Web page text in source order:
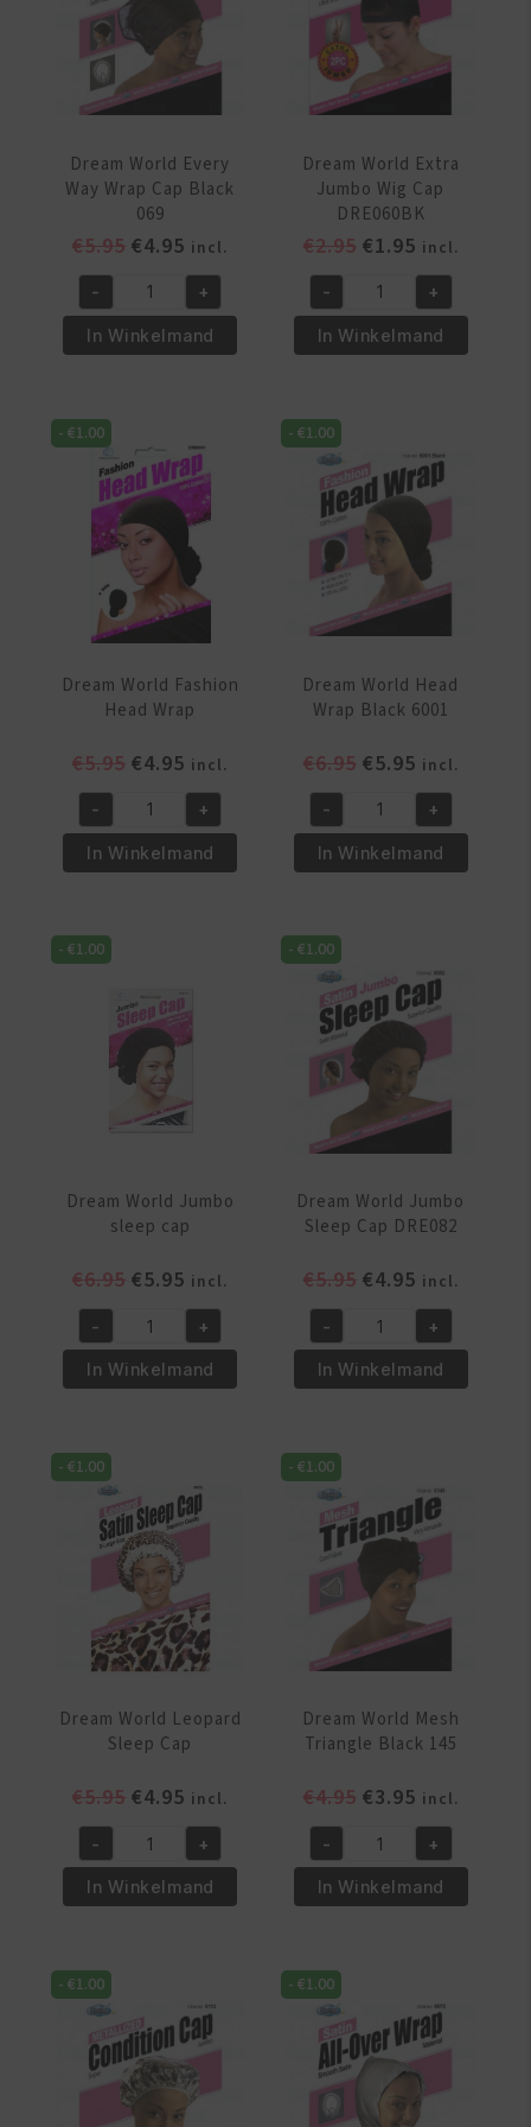
Dream World Every
Way Wrap Cap Black
069
€5.95 Oorspronkelijke
was:
€5.95.
€4.95 Huidige
prijs
is:
€4.95.
incl.
Dream
World
Every
Wrap
Cap
Black
069
aantal
- +
In Winkelmand
Dream World Extra
Jumbo Wig Cap
DRE060BK
€2.95 Oorspronkelijke
was:
€2.95.
€1.95Huidige
prijs
is:
€1.95.
incl.
Dream
World
Extra
Wig
Cap
DRE060BK
aantal
- +
In Winkelmand
-€1.00
Dream World Fashion
Head Wrap
€5.95 Oorspronkelijke
was:
€5.95.
€4.95 Huidige
prijs
is:
€4.95.
incl.
Dream
World
Fashion
Wrap
aantal
- +
In Winkelmand
-€1.00
Dream World Head
Wrap Black 6001
€6.95 Oorspronkelijke
was:
€6.95.
€5.95Huidige
prijs
is:
€5.95.
incl.
Dream
World
Head
Black
6001
aantal
- +
In Winkelmand
-€1.00
Dream World Jumbo
sleep cap
€6.95 Oorspronkelijke
was:
€6.95.
€5.95 Huidige
prijs
is:
€5.95.
incl.
Dream
World
Jumbo
cap
aantal
- +
In Winkelmand
-€1.00
Dream World Jumbo
Sleep Cap DRE082
€5.95 Oorspronkelijke
was:
€5.95.
€4.95Huidige
prijs
is:
€4.95.
incl.
Dream
World
Jumbo
Cap
DRE082
aantal
- +
In Winkelmand
-€1.00
Dream World Leopard
Sleep Cap
€5.95 Oorspronkelijke
was:
€5.95.
€4.95 Huidige
prijs
is:
€4.95.
incl.
Dream
World
Leopard
Cap
aantal
- +
In Winkelmand
-€1.00
Dream World Mesh
Triangle Black 145
€4.95 Oorspronkelijke
was:
€4.95.
€3.95Huidige
prijs
is:
€3.95.
incl.
Dream
World
Mesh
Black
145
aantal
- +
In Winkelmand
-€1.00 -€1.00